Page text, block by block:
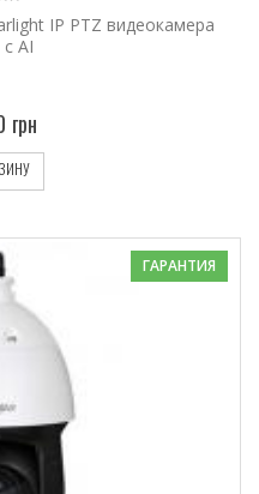
IP PTZ видеокамера
AI
грн
ГАРАНТИЯ